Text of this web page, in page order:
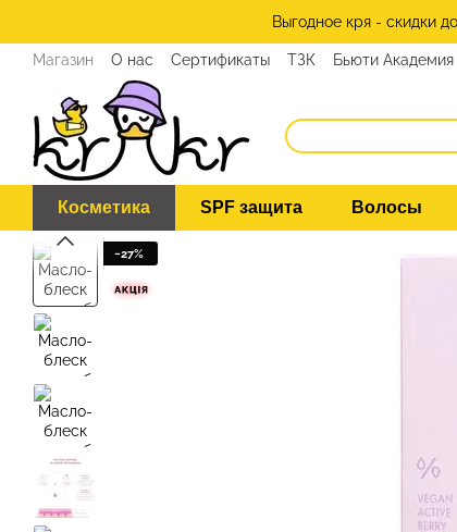
Выгодное кря - скидки
Магазин О нас Сертификаты ТЗК Бьюти Академия
Программа лояльности
Косметика SPF защита Волосы
−27%